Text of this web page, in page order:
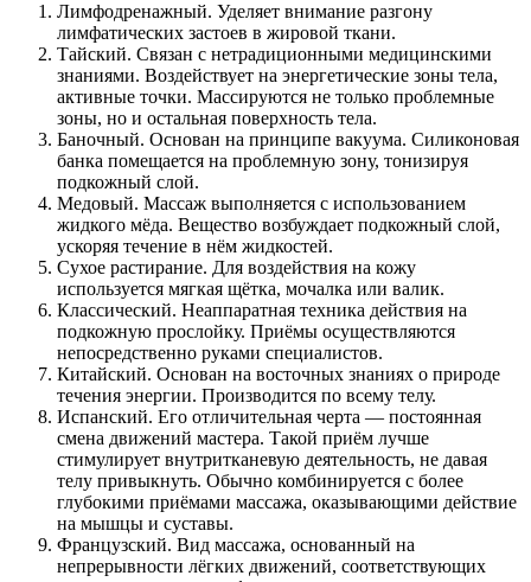
Лимфодренажный. Уделяет внимание разгону
лимфатических застоев в жировой ткани.
Тайский. Связан с нетрадиционными медицинскими
знаниями. Воздействует на энергетические зоны тела,
активные точки. Массируются не только проблемные
зоны, но и остальная поверхность тела.
Баночный. Основан на принципе вакуума. Силиконовая
банка помещается на проблемную зону, тонизируя
подкожный слой.
Медовый. Массаж выполняется с использованием
жидкого мёда. Вещество возбуждает подкожный слой,
ускоряя течение в нём жидкостей.
Сухое растирание. Для воздействия на кожу
используется мягкая щётка, мочалка или валик.
Классический. Неаппаратная техника действия на
подкожную прослойку. Приёмы осуществляются
непосредственно руками специалистов.
Китайский. Основан на восточных знаниях о природе
течения энергии. Производится по всему телу.
Испанский. Его отличительная черта — постоянная
смена движений мастера. Такой приём лучше
стимулирует внутритканевую деятельность, не давая
телу привыкнуть. Обычно комбинируется с более
глубокими приёмами массажа, оказывающими действие
на мышцы и суставы.
Французский. Вид массажа, основанный на
непрерывности лёгких движений, соответствующих